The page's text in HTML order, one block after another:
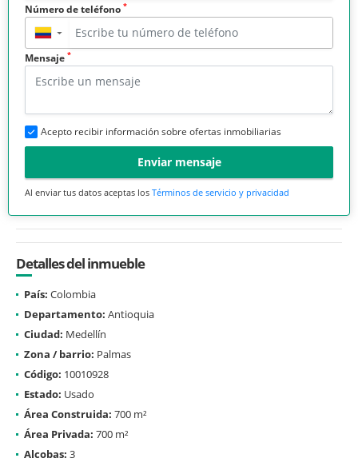
Número de teléfono *
▼
Mensaje *
Acepto recibir información sobre ofertas inmobiliarias
Enviar mensaje
Al enviar tus datos aceptas los Términos de servicio y privacidad
Detalles del inmueble
País: Colombia
Departamento: Antioquia
Ciudad: Medellín
Zona / barrio: Palmas
Código: 10010928
Estado: Usado
Área Construida: 700 m²
Área Privada: 700 m²
Alcobas: 3